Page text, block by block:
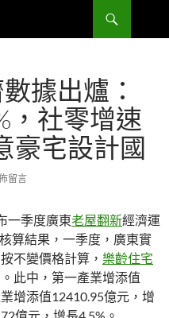
據出爐：
，社零增速
豪宅設計國
留言
一季度廣東老屋翻新經濟運
算結果，一季度，廣東實
不變價格計算， 樂齡住宅
此中，第一產業增添值
增添值12410.95億元，增